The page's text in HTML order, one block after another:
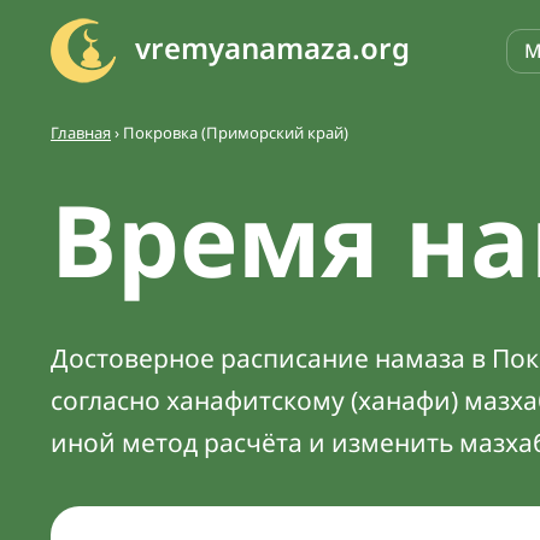
vremyanamaza.org
Главная› Покровка (Приморский край)
Время
Достоверное расписание намаза в
согласно ханафитскому (ханафи)
иной метод расчёта и изменить